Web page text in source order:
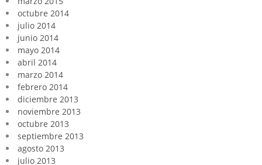
octubre 2014
julio 2014
junio 2014
mayo 2014
abril 2014
marzo 2014
febrero 2014
diciembre 2013
noviembre 2013
octubre 2013
septiembre 2013
agosto 2013
julio 2013